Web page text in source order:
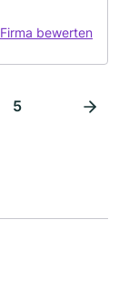
Firma bewerten
5